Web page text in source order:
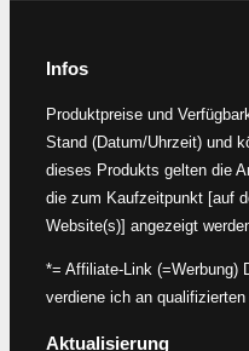
Infos
Produktpreise und
Stand (Datum/Uhrzeit) und
dieses Produkts gelten die
die zum Kaufzeitpunkt [auf
Website(s)] angezeigt
*= Affiliate-Link (=Werbung)
verdiene ich an qualifizierten
Aktualisierung